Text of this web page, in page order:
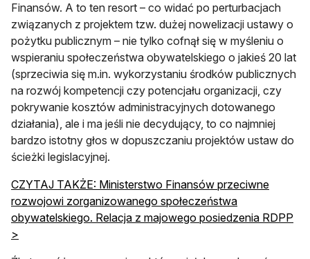
Finansów. A to ten resort – co widać po perturbacjach
związanych z projektem tzw. dużej nowelizacji ustawy o
pożytku publicznym – nie tylko cofnął się w myśleniu o
wspieraniu społeczeństwa obywatelskiego o jakieś 20 lat
(sprzeciwia się m.in. wykorzystaniu środków publicznych
na rozwój kompetencji czy potencjału organizacji, czy
pokrywanie kosztów administracyjnych dotowanego
działania), ale i ma jeśli nie decydujący, to co najmniej
bardzo istotny głos w dopuszczaniu projektów ustaw do
ścieżki legislacyjnej.
CZYTAJ TAKŻE: Ministerstwo Finansów przeciwne
rozwojowi zorganizowanego społeczeństwa
obywatelskiego. Relacja z majowego posiedzenia RDPP
>